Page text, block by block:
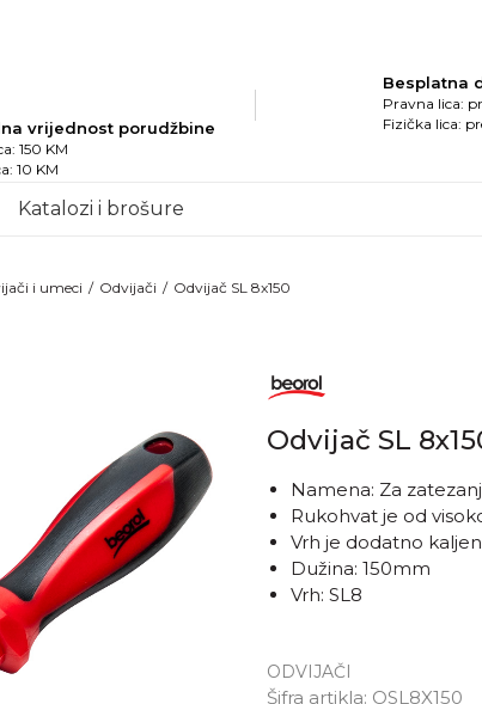
vrijednost porudžbine
150 KM
10 KM
Besplatna
Pravna lica:
Fizička lica:
Katalozi i brošure
i umeci Odvijači Odvijač SL 8x150
Odvijač SL
ODVIJAČI
Šifra artikla: OSL8X150
Namena: Za
Rukohvat je od
Vrh je dodatno
Dužina: 150mm
Vrh: SL8